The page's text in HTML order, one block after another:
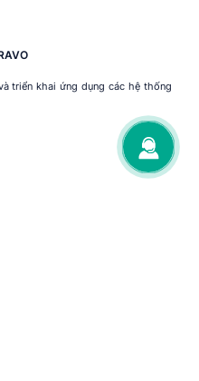
triển khai ứng dụng các hệ thống